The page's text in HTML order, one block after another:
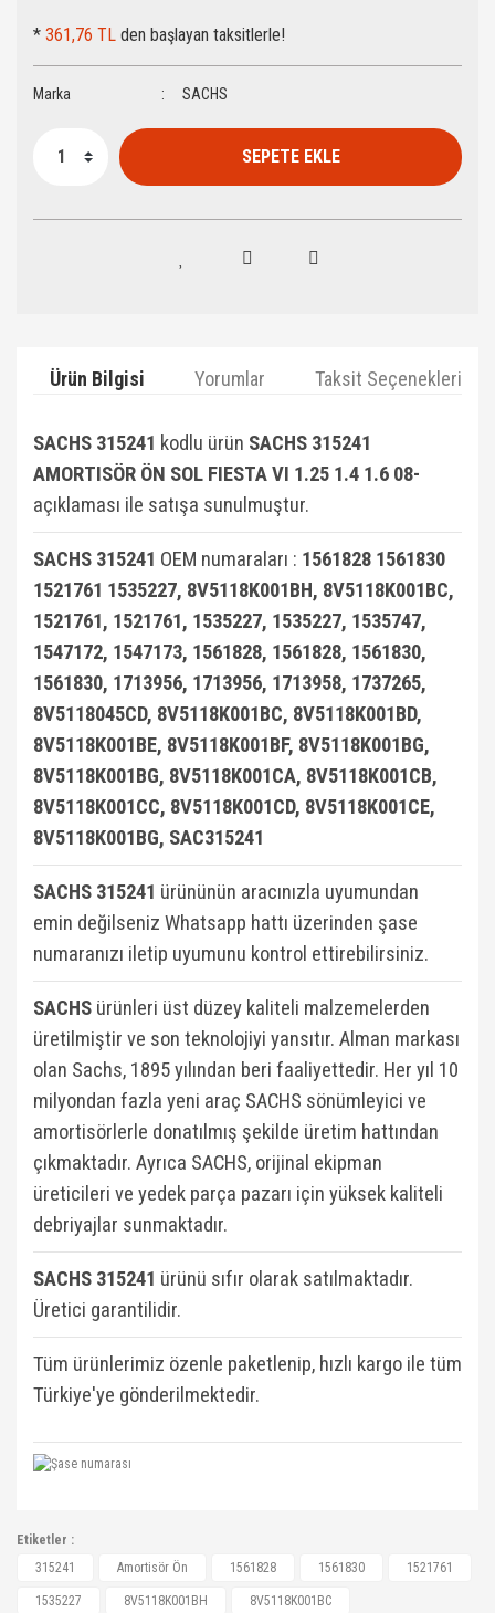
* 361,76 TL den başlayan taksitlerle!
Marka SACHS
SEPETE EKLE
Ürün Bilgisi Yorumlar Taksit Seçenekleri
SACHS 315241 kodlu ürün SACHS 315241
AMORTISÖR ÖN SOL FIESTA VI 1.25 1.4 1.6 08-
açıklaması ile satışa sunulmuştur.
SACHS 315241 OEM numaraları : 1561828 1561830
1521761 1535227, 8V5118K001BH, 8V5118K001BC,
1521761, 1521761, 1535227, 1535227, 1535747,
1547172, 1547173, 1561828, 1561828, 1561830,
1561830, 1713956, 1713956, 1713958, 1737265,
8V5118045CD, 8V5118K001BC, 8V5118K001BD,
8V5118K001BE, 8V5118K001BF, 8V5118K001BG,
8V5118K001BG, 8V5118K001CA, 8V5118K001CB,
8V5118K001CC, 8V5118K001CD, 8V5118K001CE,
8V5118K001BG, SAC315241
SACHS 315241 ürününün aracınızla uyumundan
emin değilseniz Whatsapp hattı üzerinden şase
numaranızı iletip uyumunu kontrol ettirebilirsiniz.
SACHS ürünleri üst düzey kaliteli malzemelerden
üretilmiştir ve son teknolojiyi yansıtır. Alman markası
olan Sachs, 1895 yılından beri faaliyettedir. Her yıl 10
milyondan fazla yeni araç SACHS sönümleyici ve
amortisörlerle donatılmış şekilde üretim hattından
çıkmaktadır. Ayrıca SACHS, orijinal ekipman
üreticileri ve yedek parça pazarı için yüksek kaliteli
debriyajlar sunmaktadır.
SACHS 315241 ürünü sıfır olarak satılmaktadır.
Üretici garantilidir.
Tüm ürünlerimiz özenle paketlenip, hızlı kargo ile tüm
Türkiye'ye gönderilmektedir.
8V5118K001BH, 8V5118K001BC, 1521761,
Etiketler :
315241
Amortisör Ön 1561828 1561830 1521761
1535227 8V5118K001BH 8V5118K001BC